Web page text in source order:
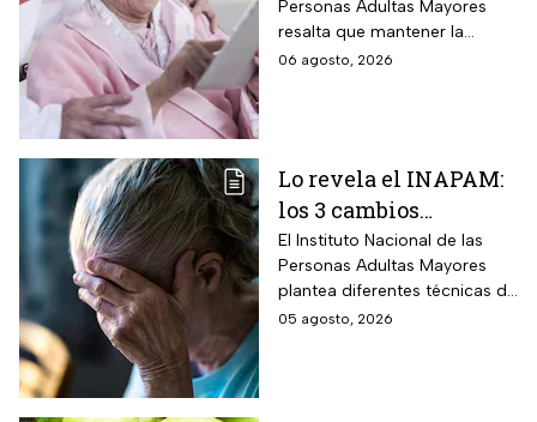
5 veces a la semana
durante 3 meses para
mejorar la atención
Personas Adultas Mayores
resalta que mantener la
disciplina es la clave para
06 agosto, 2026
Lo revela el INAPAM:
los 3 cambios
silenciosos que sufre
tu cerebro de forma
natural al envejecer
El Instituto Nacional de las
Personas Adultas Mayores
plantea diferentes técnicas de
estimulación mental para
05 agosto, 2026